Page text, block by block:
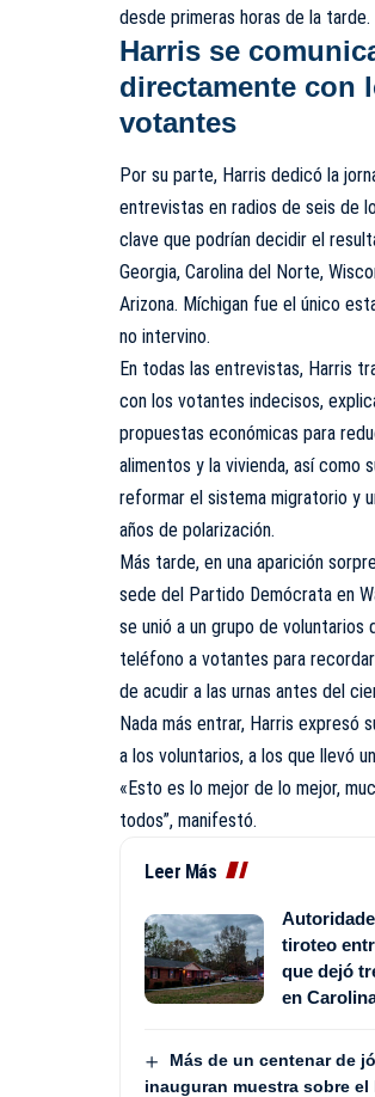
desde primeras horas de la tarde.
Harris se
directamente con
votantes
Por su parte, Harris dedicó la
entrevistas en radios de seis de
clave que podrían decidir el
Georgia, Carolina del Norte,
Arizona. Míchigan fue el único
no intervino.
En todas las entrevistas, Harris
con los votantes indecisos,
propuestas económicas para
alimentos y la vivienda, así como
reformar el sistema migratorio y
años de polarización.
Más tarde, en una aparición
sede del Partido Demócrata en
se unió a un grupo de voluntarios
teléfono a votantes para
de acudir a las urnas antes del
Nada más entrar, Harris expresó
a los voluntarios, a los que llevó
«Esto es lo mejor de lo mejor,
todos”, manifestó.
Leer Más
tiroteo
que dejó
en
Más de un centenar de
inauguran muestra sobre